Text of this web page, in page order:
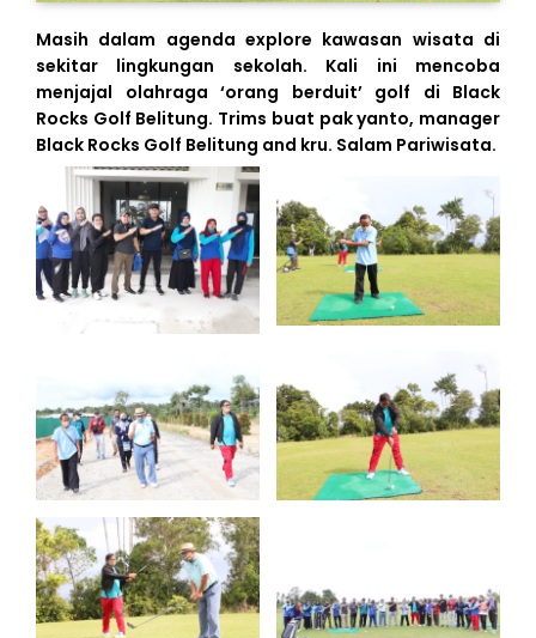
Masih dalam agenda explore kawasan wisata di
sekitar lingkungan sekolah. Kali ini mencoba
menjajal olahraga ‘orang berduit’ golf di Black
Rocks Golf Belitung. Trims buat pak yanto, manager
Black Rocks Golf Belitung and kru. Salam Pariwisata.